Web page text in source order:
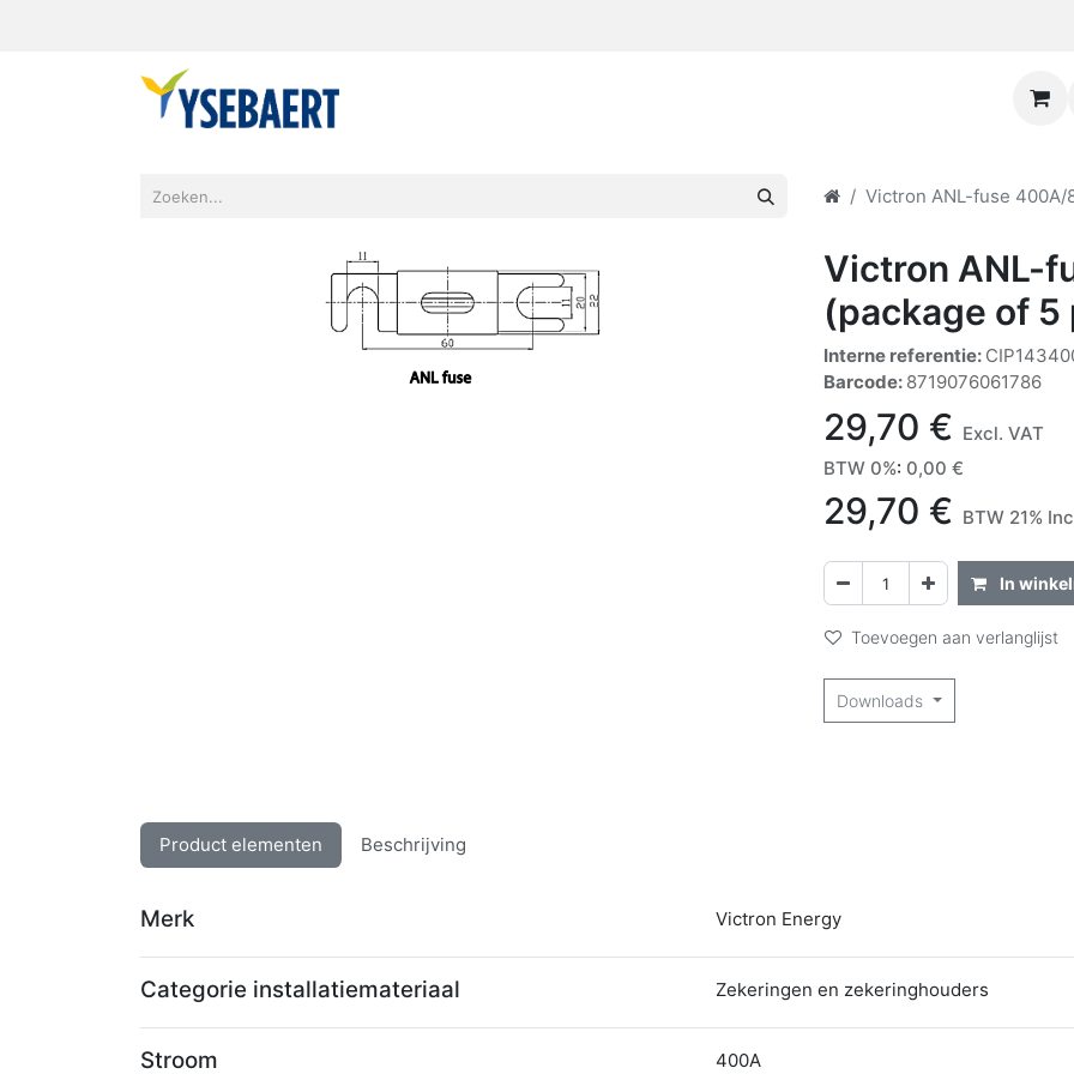
Victron ANL-fuse 400A/
Victron ANL-
(package of 5
Interne referentie:
Barcode: 8719076061786
29,70 € Excl. VAT
BTW 0%: 0,00 €
29,70 € BTW 21%
In
Toevoegen aan verlanglijst
Downloads
Product elementen Beschrijving
Merk Victron Energy
Categorie installatiemateriaal Zekeringen en zekeringhouders
Stroom 400A